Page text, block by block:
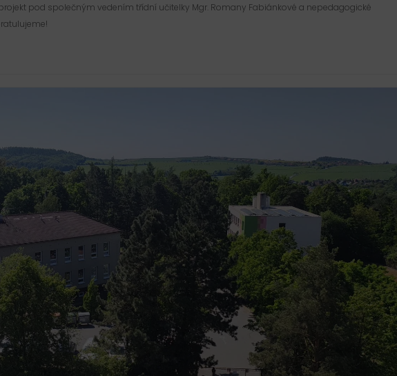
pod společným vedením třídní učitelky Mgr. Romany Fabiánkové a nepedagogické